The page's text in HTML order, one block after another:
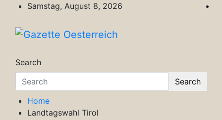
content
Samstag, August 8, 2026
Search
Search
Home
Landtagswahl Tirol